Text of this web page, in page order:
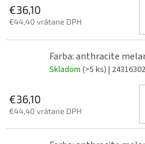
€36,10
€44,40 vrátane DPH
Farba: anthracite
Skladom (>5 ks) |
€36,10
€44,40 vrátane DPH